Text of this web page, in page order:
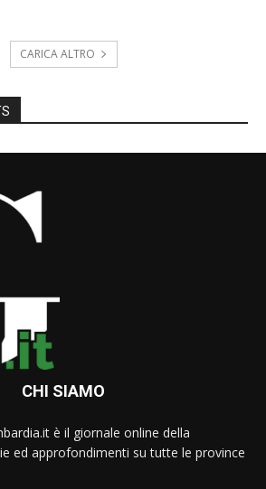
CARICA ALTRO
CHI SIAMO
è il giornale online della
ed approfondimenti su tutte le province